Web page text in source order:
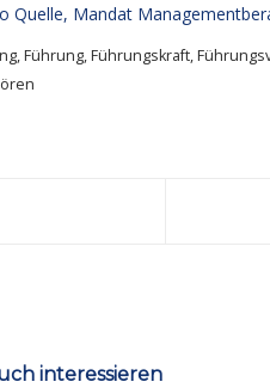
Quelle, Mandat
,Führung,Führungskraft,
interessieren